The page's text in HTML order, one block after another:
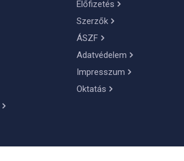
Előfizetés
Szerzők
ÁSZF
Adatvédelem
Impresszum
Oktatás